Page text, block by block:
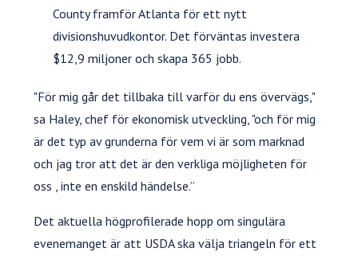
County framför Atlanta för ett nytt
divisionshuvudkontor. Det förväntas investera
$12,9 miljoner och skapa 365 jobb.
"För mig går det tillbaka till varför du ens övervägs,"
sa Haley, chef för ekonomisk utveckling, "och för mig
är det typ av grunderna för vem vi är som marknad
och jag tror att det är den verkliga möjligheten för
oss , inte en enskild händelse.”
Det aktuella högprofilerade hopp om singulära
evenemanget är att USDA ska välja triangeln för ett